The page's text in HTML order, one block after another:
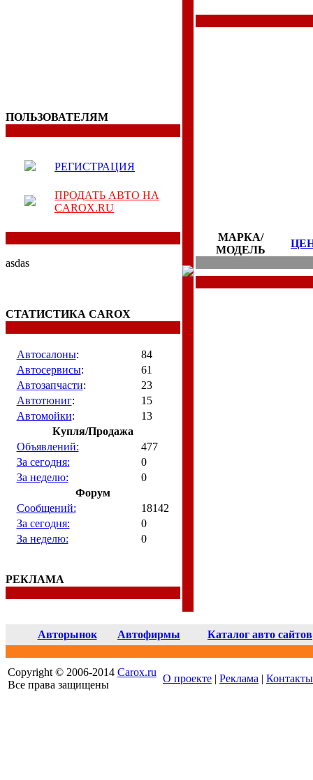
ПОЛЬЗОВАТЕЛЯМ
РЕГИСТРАЦИЯ
ПРОДАТЬ АВТО НА
CAROX.RU
asdas
СТАТИСТИКА CAROX
Автосалоны:
84
Автосервисы:
61
Автозапчасти:
23
Автотюниг:
15
Автомойки:
13
Купля/Продажа
Объявлений:
477
За сегодня:
0
За неделю:
0
Форум
Сообщений:
18142
За сегодня:
0
За неделю:
0
РЕКЛАМА
МАРКА/
МОДЕЛЬ
Авторынок Автофирмы Каталог авто сайтов
Copyright © 2006-2014 Carox.ru
Все права защищены
О проекте | Реклама | Контакты